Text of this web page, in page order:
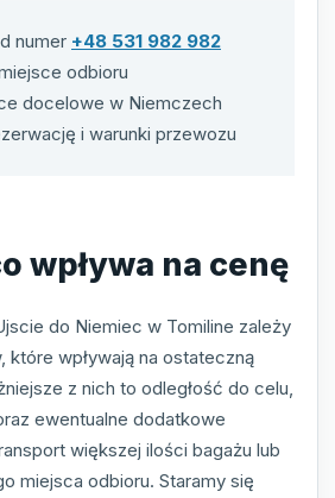
numer +48 531 982 982
odbioru
docelowe w Niemczech
i warunki przewozu
wpływa na cenę
do Niemiec w Tomiline zależy
które wpływają na ostateczną
z nich to odległość do celu,
ewentualne dodatkowe
większej ilości bagażu lub
miejsca odbioru. Staramy się